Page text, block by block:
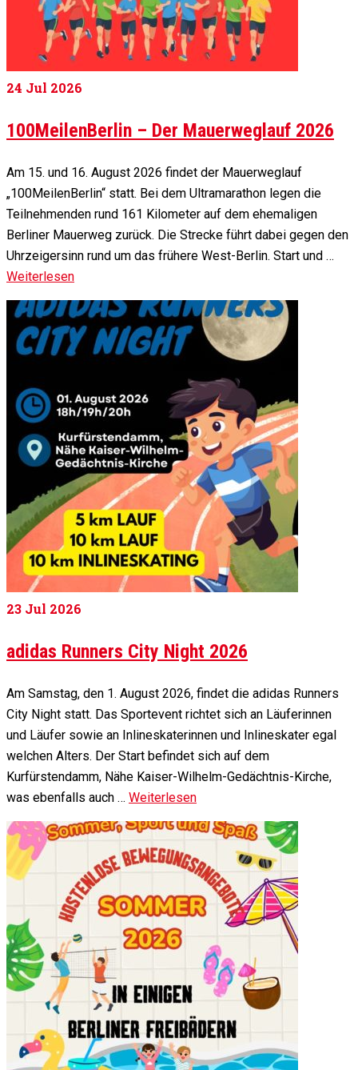
24 Jul 2026
100MeilenBerlin – Der Mauerweglauf 2026
Am 15. und 16. August 2026 findet der Mauerweglauf
„100MeilenBerlin“ statt. Bei dem Ultramarathon legen die
Teilnehmenden rund 161 Kilometer auf dem ehemaligen
Berliner Mauerweg zurück. Die Strecke führt dabei gegen den
Uhrzeigersinn rund um das frühere West-Berlin. Start und …
Weiterlesen
23 Jul 2026
adidas Runners City Night 2026
Am Samstag, den 1. August 2026, findet die adidas Runners
City Night statt. Das Sportevent richtet sich an Läuferinnen
und Läufer sowie an Inlineskaterinnen und Inlineskater egal
welchen Alters. Der Start befindet sich auf dem
Kurfürstendamm, Nähe Kaiser-Wilhelm-Gedächtnis-Kirche,
was ebenfalls auch … Weiterlesen